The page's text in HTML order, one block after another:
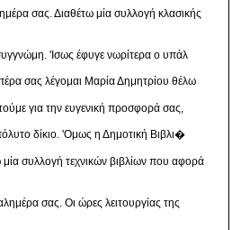
σας. Διαθέτω μία συλλογή κλασικής
'Ισως έφυγε νωρίτερα ο υπάλ
σας λέγομαι Μαρία Δημητρίου θέλω
για την ευγενική προσφορά σας,
δίκιο. 'Ομως η Δημοτική Βιβλι�
συλλογή τεχνικών βιβλίων που αφορά
σας. Οι ώρες λειτουργίας της